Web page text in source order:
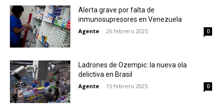
Alerta grave por falta de
inmunosupresores en Venezuela
Agente - 26 febrero 2025 0
Ladrones de Ozempic: la nueva ola
delictiva en Brasil
Agente - 15 febrero 2025 0